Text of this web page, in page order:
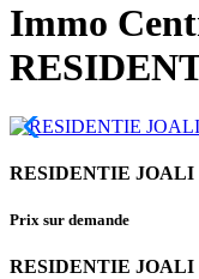
Immo
RESIDENTIE JOALI
Prix ​​sur demande
RESIDENTIE JOALI